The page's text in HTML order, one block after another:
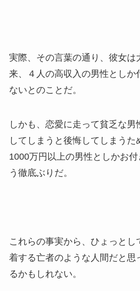
実際、その言葉の通り、彼女は
来、４人の高収入の男性としか
ないとのことだ。
しかも、恋愛に走って貧乏な男
してしまうと後悔してしまうた
1000万円以上の男性としかお
う徹底ぶりだ。
これらの事実から、ひょっとし
着する亡者のような人間だと思
るかもしれない。